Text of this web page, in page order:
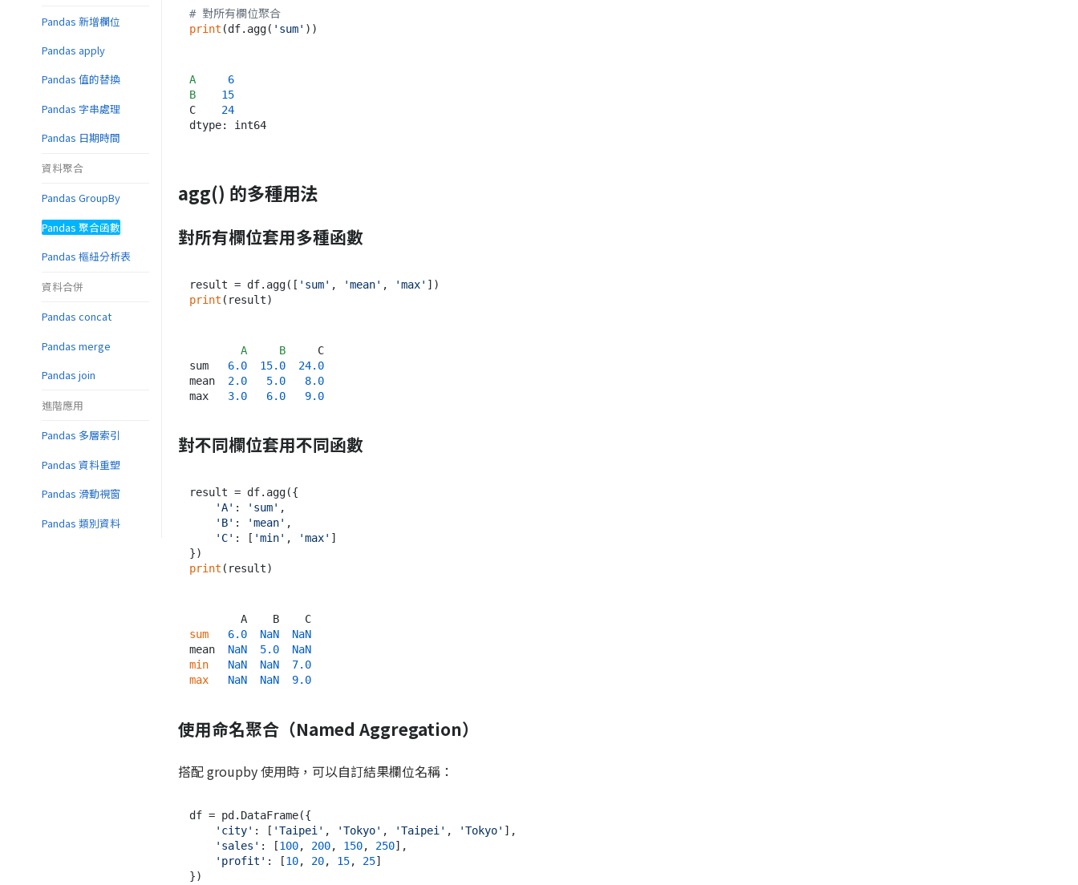
# 對所有欄位聚合
print (df.agg( 'sum'
A
6
B
15
C 24
agg() 的多種用法
對所有欄位套用多種函數
result = df.agg([ 'sum' , 'mean' , 'max'
print
A B
     C
sum 6.0 15.0
24.0
mean 2.0 5.0
8.0
max 3.0 6.0 9.0
對不同欄位套用不同函數
result = df.agg({
'A' : 'sum' ,
'B' : 'mean' ,
'C' : [ 'min' , 'max' ]
print
sum
6.0 NaN
NaN
mean NaN 5.0
NaN
min
NaN NaN
7.0
max
NaN NaN 9.0
使用命名聚合（Named Aggregation）
搭配 groupby 使用時，可以自訂結果欄位名稱：
df = pd.DataFrame({
'city' : [ 'Taipei' , 'Tokyo' , 'Taipei' , 'Tokyo' ],
'sales' : [100, 200, 150, 250],
'profit' : [10, 20, 15, 25]
})
Pandas 新增欄位
Pandas apply
Pandas 值的替換
Pandas 字串處理
Pandas 日期時間
資料聚合
Pandas GroupBy
Pandas 聚合函數
Pandas 樞紐分析表
資料合併
Pandas concat
Pandas merge
Pandas join
進階應用
Pandas 多層索引
Pandas 資料重塑
Pandas 滑動視窗
Pandas 類別資料